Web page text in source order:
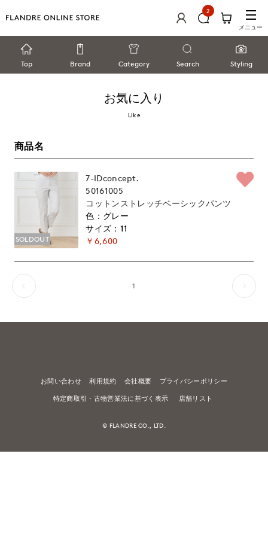
2
メニュー
Top Brand Category Search Styling
お気に入り
Like
商品名
SOLDOUT
7-IDconcept.
50161005
コットンストレッチベーシックパンツ
グレー
11
￥6,600
1
お問い合わせ 利用規約 会社概要 プライバシーポリシー
特定商取引・古物営業法に基づく表示 店舗リスト
© FLANDRE CO., LTD.